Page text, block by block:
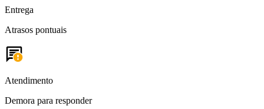
Entrega
Atrasos pontuais
Atendimento
Demora para responder